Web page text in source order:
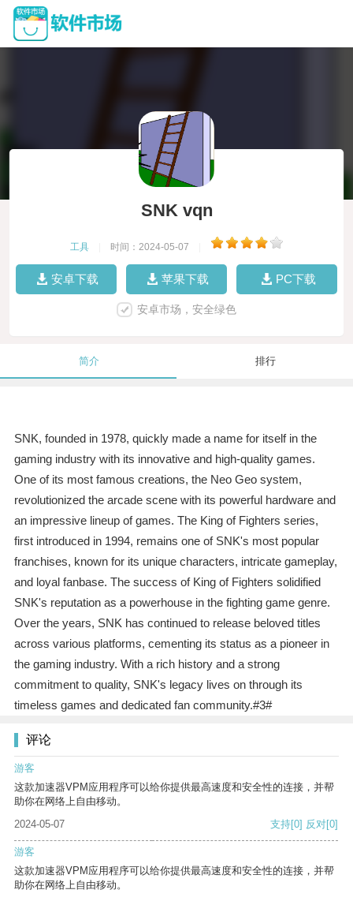
SNK vqn
工具 时间：2024-05-07
安卓下载 苹果下载 PC下载
安卓市场，安全绿色
简介 排行
SNK, founded in 1978, quickly made a name for itself in the
gaming industry with its innovative and high-quality games.
One of its most famous creations, the Neo Geo system,
revolutionized the arcade scene with its powerful hardware and
an impressive lineup of games. The King of Fighters series,
first introduced in 1994, remains one of SNK's most popular
franchises, known for its unique characters, intricate gameplay,
and loyal fanbase. The success of King of Fighters solidified
SNK's reputation as a powerhouse in the fighting game genre.
Over the years, SNK has continued to release beloved titles
across various platforms, cementing its status as a pioneer in
the gaming industry. With a rich history and a strong
commitment to quality, SNK's legacy lives on through its
timeless games and dedicated fan community.#3#
评论
游客
这款加速器VPM应用程序可以给你提供最高速度和安全性的连接，并帮
助你在网络上自由移动。
2024-05-07
支持[0] 反对[0]
游客
这款加速器VPM应用程序可以给你提供最高速度和安全性的连接，并帮
助你在网络上自由移动。